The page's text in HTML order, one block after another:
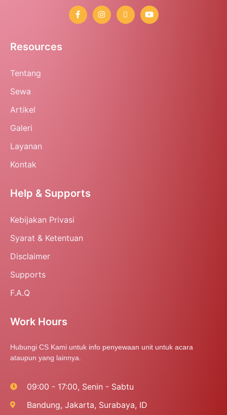
Resources
Tentang
Sewa
Artikel
Galeri
Layanan
Kontak
Help & Supports
Kebijakan Privasi
Syarat & Ketentuan
Disclaimer
Supports
F.A.Q
Work Hours
Hubungi CS Kami untuk info penyewaan unit untuk acara
ataupun yang lainnya.
09:00 - 17:00, Senin - Sabtu
Bandung, Jakarta, Surabaya, ID